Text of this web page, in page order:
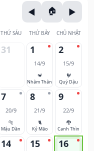
THỨ SÁU THỨ BẢY CHỦ NHẬT
31 1
14/9
🐒
Nhâm Thân
2
15/9
🐓
Quý Dậu
7
20/9
🐅
Mậu Dần
8
21/9
🐈
Kỷ Mão
9
22/9
🐉
Canh Thìn
14 15 16